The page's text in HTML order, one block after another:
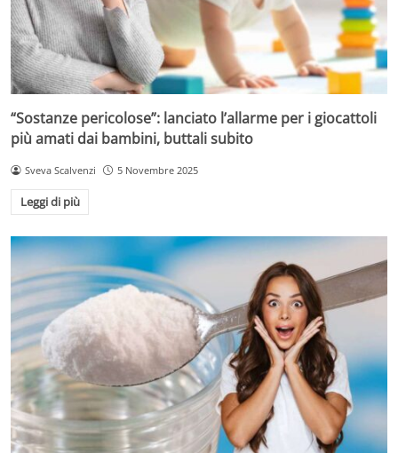
“Sostanze pericolose”: lanciato l’allarme per i giocattoli
più amati dai bambini, buttali subito
Sveva Scalvenzi 5 Novembre 2025
Leggi di più